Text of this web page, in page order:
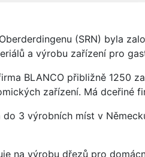
(SRN) byla
a výrobu zařízení pro
BLANCO přibližně 1250
zařízení. Má dceřiné
3 výrobních míst v
na výrobu dřezů pro